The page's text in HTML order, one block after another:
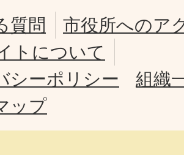
質問
市役所へのア
トについて
シーポリシー
組織
ップ